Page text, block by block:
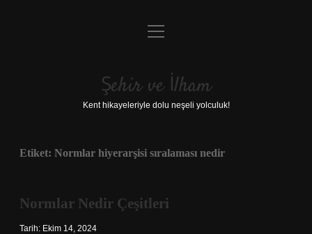
Anasayfa
Yasal Uyarı
menüyü
Şehir ve İlham
Kent hikayeleriyle dolu neşeli yolculuk!
Etiket: Normlar hiyerarşisi sıralaması nedir
Normlar Nedir Çeşitleri
Tarih: Ekim 14, 2024